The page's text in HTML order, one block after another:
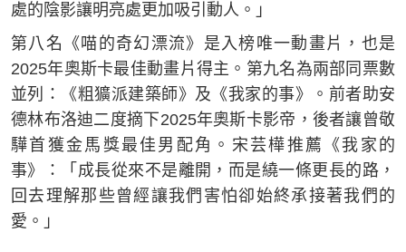
處的陰影讓明亮處更加吸引動人。」
第八名《喵的奇幻漂流》是入榜唯一動畫片，也是
2025年奧斯卡最佳動畫片得主。第九名為兩部同票數
並列：《粗獷派建築師》及《我家的事》。前者助安
德林布洛迪二度摘下2025年奧斯卡影帝，後者讓曾敬
驊首獲金馬獎最佳男配角。宋芸樺推薦《我家的
事》：「成長從來不是離開，而是繞一條更長的路，
回去理解那些曾經讓我們害怕卻始終承接著我們的
愛。」